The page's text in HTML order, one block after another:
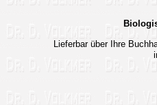
Lieferbar über Ihre